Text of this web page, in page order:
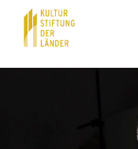
Hauptnavigation